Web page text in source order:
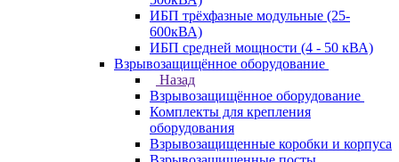
ИБП трёхфазные модульные (25-
600кВА)
ИБП средней мощности (4 - 50 кВА)
Взрывозащищённое оборудование
Назад
Взрывозащищённое оборудование
Комплекты для крепления
оборудования
Взрывозащищенные коробки и корпуса